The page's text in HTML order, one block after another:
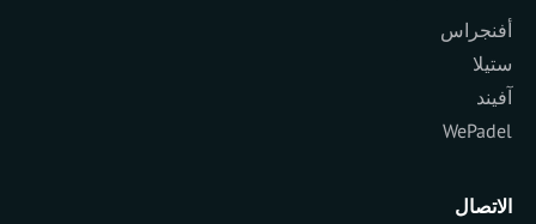
أفنجراس
ستيلا
آفيند
WePadel
الاتصال